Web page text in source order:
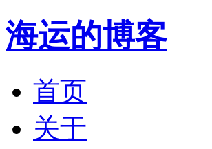
海运的博客
首页
关于